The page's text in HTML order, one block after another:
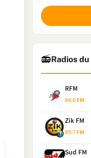
📻Radios
RFM
94.0 FM
Zik FM
89.7 FM
Sud FM